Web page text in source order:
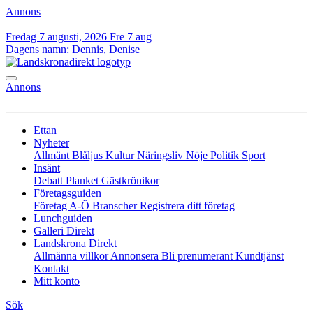
Annons
Fredag 7 augusti, 2026 Fre 7 aug
Dagens namn: Dennis, Denise
Annons
Ettan
Nyheter
Allmänt Blåljus KulturNäringsliv Nöje Politik Sport
Insänt
Debatt Planket Gästkrönikor
Företagsguiden
Företag A-Ö BranscherRegistrera ditt företag
Lunchguiden
Galleri Direkt
Landskrona Direkt
Allmänna villkorAnnonsera Bli prenumerant Kundtjänst
Kontakt
Mitt konto
Sök